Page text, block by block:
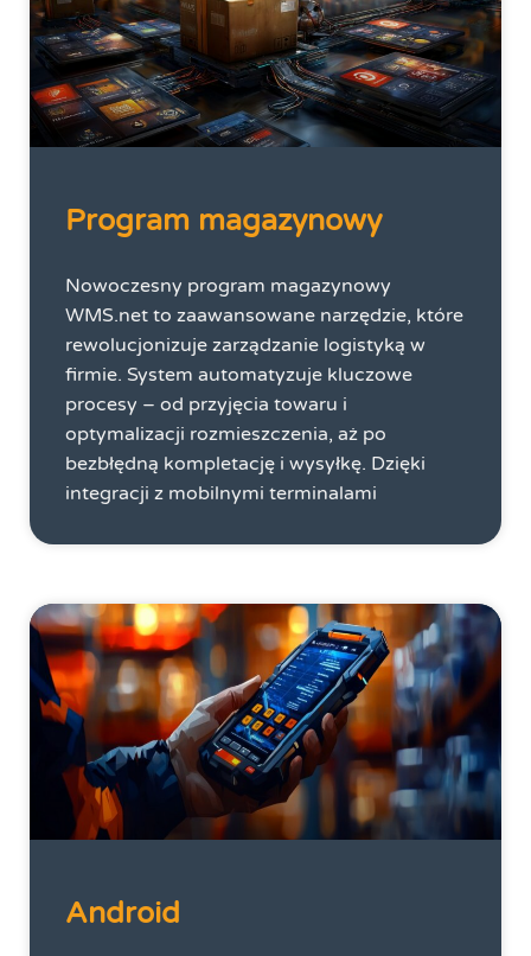
Program magazynowy
Nowoczesny program magazynowy
WMS.net to zaawansowane narzędzie, które
rewolucjonizuje zarządzanie logistyką w
firmie. System automatyzuje kluczowe
procesy – od przyjęcia towaru i
optymalizacji rozmieszczenia, aż po
bezbłędną kompletację i wysyłkę. Dzięki
integracji z mobilnymi terminalami
Android